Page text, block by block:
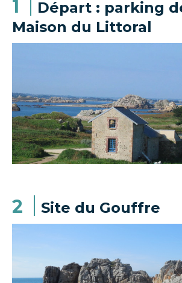
1
Départ : parking
Maison du Littoral
2 Site du Gouffre